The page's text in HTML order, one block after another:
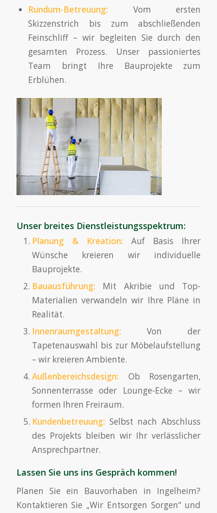
Rundum-Betreuung: Vom ersten
Skizzenstrich bis zum abschließenden
Feinschliff – wir begleiten Sie durch den
gesamten Prozess. Unser passioniertes
Team bringt Ihre Bauprojekte zum
Erblühen.
Unser breites Dienstleistungsspektrum:
Planung & Kreation: Auf Basis Ihrer
Wünsche kreieren wir individuelle
Bauprojekte.
Bauausführung: Mit Akribie und Top-
Materialien verwandeln wir Ihre Pläne in
Realität.
Innenraumgestaltung: Von der
Tapetenauswahl bis zur Möbelaufstellung
– wir kreieren Ambiente.
Außenbereichsdesign: Ob Rosengarten,
Sonnenterrasse oder Lounge-Ecke – wir
formen Ihren Freiraum.
Kundenbetreuung: Selbst nach Abschluss
des Projekts bleiben wir Ihr verlässlicher
Ansprechpartner.
Lassen Sie uns ins Gespräch kommen!
Planen Sie ein Bauvorhaben in Ingelheim?
Kontaktieren Sie „Wir Entsorgen Sorgen“ und